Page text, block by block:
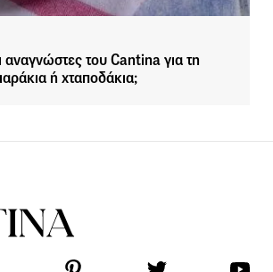
αναγνώστες του Cantina για τη
ή χταποδάκια;